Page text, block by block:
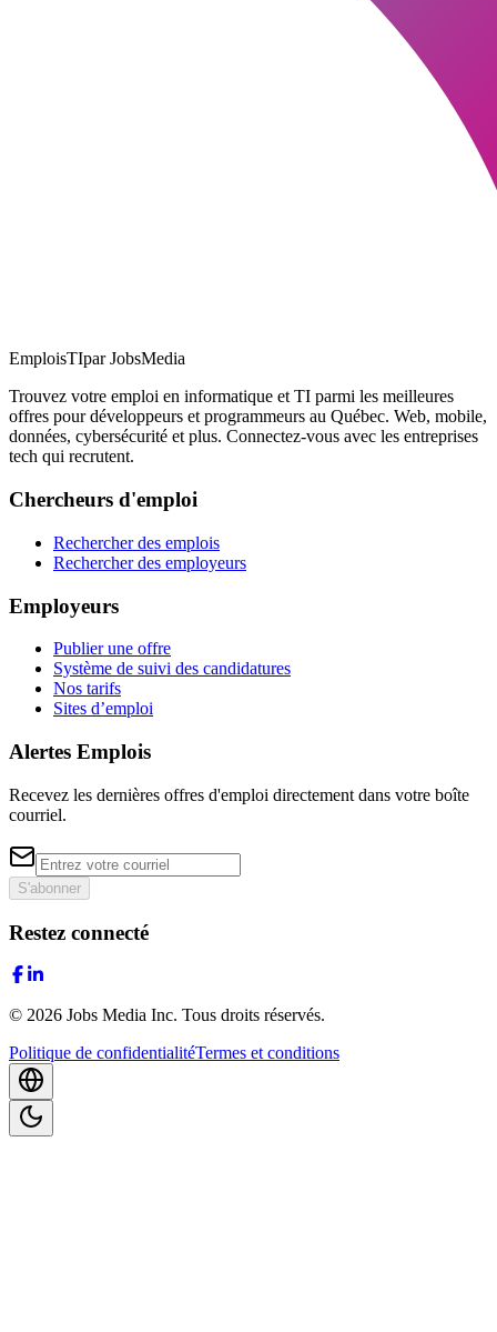
EmploisTIpar JobsMedia
Trouvez votre emploi en informatique et TI parmi les meilleures
offres pour développeurs et programmeurs au Québec. Web, mobile,
données, cybersécurité et plus. Connectez-vous avec les entreprises
tech qui recrutent.
Chercheurs d'emploi
Rechercher des emplois
Rechercher des employeurs
Employeurs
Publier une offre
Système de suivi des candidatures
Nos tarifs
Sites d’emploi
Alertes Emplois
Recevez les dernières offres d'emploi directement dans votre boîte
courriel.
S'abonner
Restez connecté
© 2026 Jobs Media Inc. Tous droits réservés.
Politique de confidentialitéTermes et conditions